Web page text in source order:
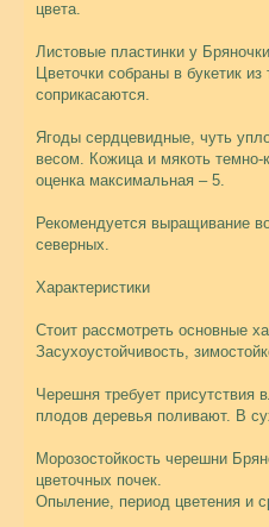
цвета.
Листовые пластинки у
Цветочки собраны в букетик
соприкасаются.
Ягоды сердцевидные, чуть
весом. Кожица и мякоть темно-
оценка максимальная – 5.
Рекомендуется выращивание
северных.
Характеристики
Стоит рассмотреть основные
Засухоустойчивость,
Черешня требует присутствия
плодов деревья поливают. В
Морозостойкость черешни
цветочных почек.
Опыление, период цветения и